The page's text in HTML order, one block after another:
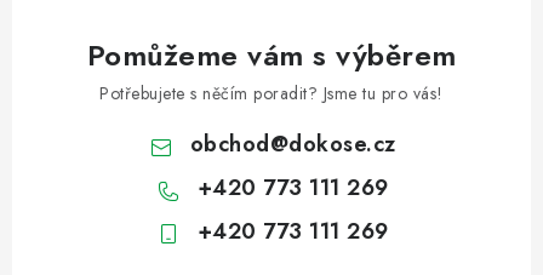
Pomůžeme vám s výběrem
Potřebujete s něčím poradit? Jsme tu pro vás!
obchod@dokose.cz
+420 773 111 269
+420 773 111 269